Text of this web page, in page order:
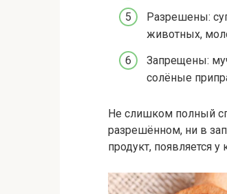
Разрешены:
животных,
Запрещены:
солёные
Не слишком полный
разрешённом, ни в
продукт, появляется